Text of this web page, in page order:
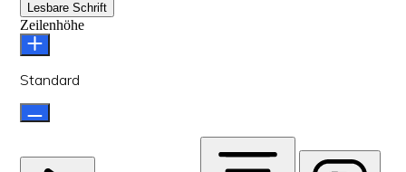
Lesbare Schrift
Zeilenhöhe
Standard